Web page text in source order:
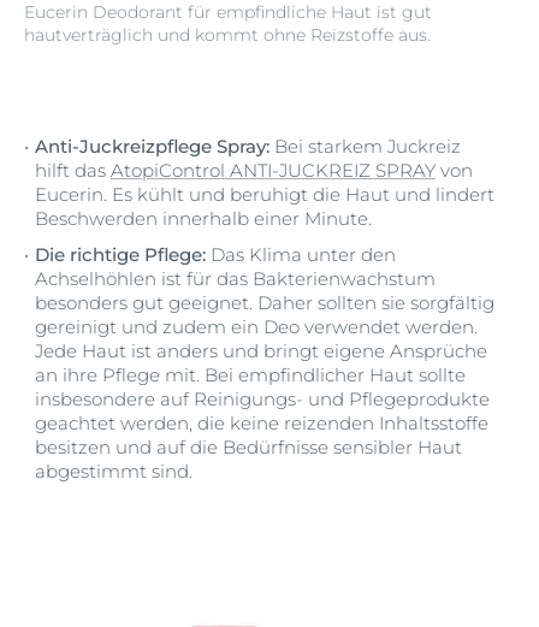
Eucerin Deodorant für empfindliche Haut ist gut
hautverträglich und kommt ohne Reizstoffe aus.
Anti-Juckreizpflege Spray: Bei starkem Juckreiz
hilft das AtopiControl ANTI-JUCKREIZ SPRAY von
Eucerin. Es kühlt und beruhigt die Haut und lindert
Beschwerden innerhalb einer Minute.
Die richtige Pflege: Das Klima unter den
Achselhöhlen ist für das Bakterienwachstum
besonders gut geeignet. Daher sollten sie sorgfältig
gereinigt und zudem ein Deo verwendet werden.
Jede Haut ist anders und bringt eigene Ansprüche
an ihre Pflege mit. Bei empfindlicher Haut sollte
insbesondere auf Reinigungs- und Pflegeprodukte
geachtet werden, die keine reizenden Inhaltsstoffe
besitzen und auf die Bedürfnisse sensibler Haut
abgestimmt sind.